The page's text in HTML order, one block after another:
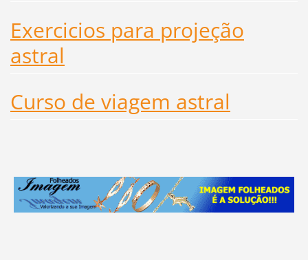
Exercicios para projeção
astral
Curso de viagem astral